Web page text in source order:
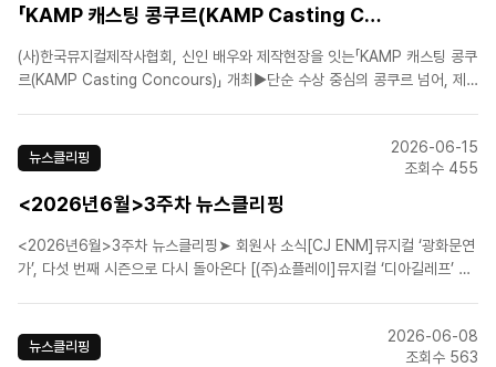
「KAMP 캐스팅 콩쿠르(KAMP Casting C…
(사)한국뮤지컬제작사협회, 신인 배우와 제작현장을 잇는「KAMP 캐스팅 콩쿠
르(KAMP Casting Concours)」 개최▶단순 수상 중심의 콩쿠르 넘어, 제
뮤지컬 시장으로 진입할 수 있는 새로운 접점을 ..
뉴스클리핑
2026-06-15
조회수 455
<2026년6월>3주차 뉴스클리핑
<2026년6월>3주차 뉴스클리핑➤ 회원사 소식[CJ ENM]뮤지컬 ‘광화문연
가’, 다섯 번째 시즌으로 다시 돌아온다 [(주)쇼플레이]뮤지컬 ‘디아길레프’ 삼
니', ..
뉴스클리핑
2026-06-08
조회수 563